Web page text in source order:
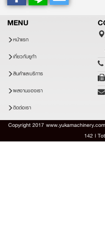
MENU
หน้าแรก
เกี่ยวกับยูก้า
สินค้าและบริการ
ผลงานของเรา
ติดต่อเรา
Copyright 2017
142 l